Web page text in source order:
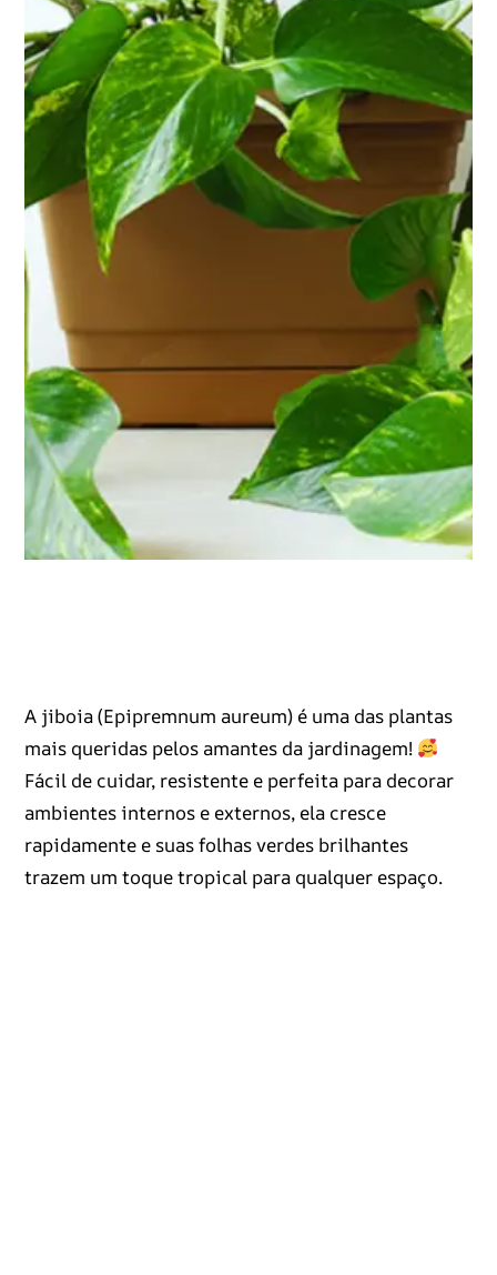
A jiboia (Epipremnum aureum) é uma das plantas
mais queridas pelos amantes da jardinagem!
Fácil de cuidar, resistente e perfeita para decorar
ambientes internos e externos, ela cresce
rapidamente e suas folhas verdes brilhantes
trazem um toque tropical para qualquer espaço.